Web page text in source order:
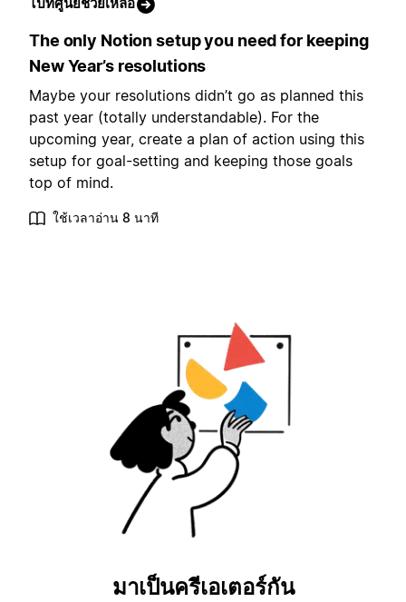
ไปที่ศูนย์ช่วยเหลือ
The only Notion setup you need for keeping
New Year’s resolutions
Maybe your resolutions didn’t go as planned this
past year (totally understandable). For the
upcoming year, create a plan of action using this
setup for goal-setting and keeping those goals
top of mind.
ใช้เวลาอ่าน 8 นาที
มาเป็นครีเอเตอร์กัน